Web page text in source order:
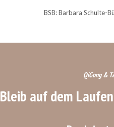
BSB: Barbara Schulte-
QiGong &
Bleib auf dem